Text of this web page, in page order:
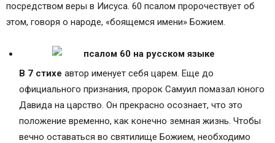
посредством веры в Иисуса. 60 псалом пророчествует об
этом, говоря о народе, «боящемся имени» Божием.
В 7 стихе автор именует себя царем. Еще до
официального признания, пророк Самуил помазал юного
Давида на царство. Он прекрасно осознает, что это
положение временно, как конечно земная жизнь. Чтобы
вечно оставаться во святилище Божием, необходимо